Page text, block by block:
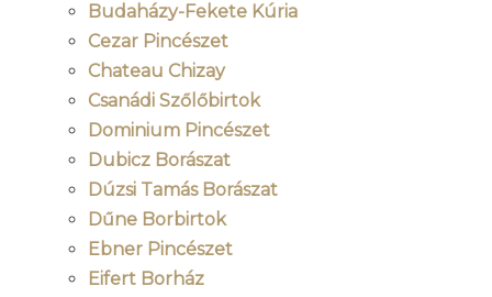
Budaházy-Fekete Kúria
Cezar Pincészet
Chateau Chizay
Csanádi Szőlőbirtok
Dominium Pincészet
Dubicz Borászat
Dúzsi Tamás Borászat
Dűne Borbirtok
Ebner Pincészet
Eifert Borház